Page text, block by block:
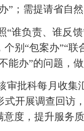
”；需提请省自
“谁负责、谁反
别“包案办”“
能办”的问题，
审批科每月收集
开展调查回访
度，提升服务质